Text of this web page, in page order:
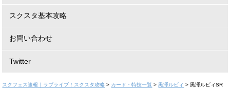
スクスタ基本攻略
お問い合わせ
Twitter
スクフェス速報｜ラブライブ！スクスタ攻略 > カード・特技一覧 >黒澤ルビィ >黒澤ルビィSR